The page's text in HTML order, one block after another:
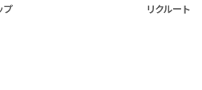
プ リクルート